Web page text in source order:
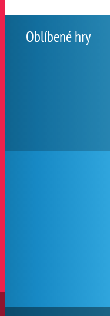
Oblíbené hry